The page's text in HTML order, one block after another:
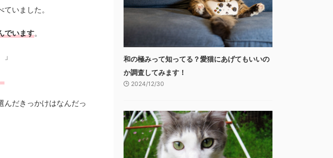
いました。
でいます。
んだきっかけはなんだっ
和の極みって知ってる？愛猫にあげてもいいの
か調査してみます！
2024/12/30